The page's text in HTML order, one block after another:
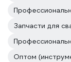
Запчасти для
Оптом